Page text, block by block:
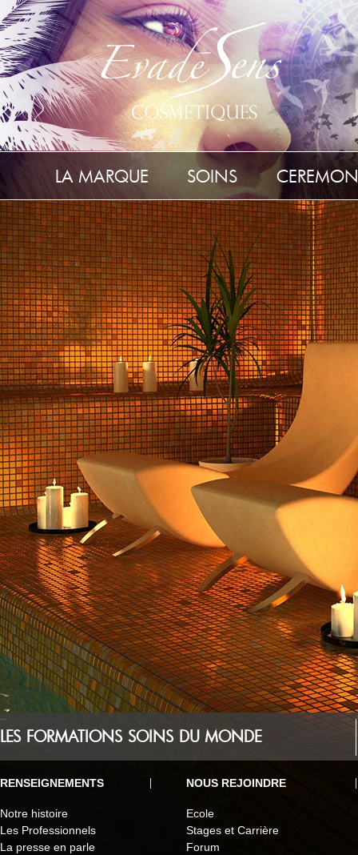
LA MARQUE SOINS
LES FORMATIONS SOINS DU MONDE
RENSEIGNEMENTS
Notre histoire
Les Professionnels
La presse en parle
NOUS REJOINDRE
Ecole
Stages et Carrière
Forum